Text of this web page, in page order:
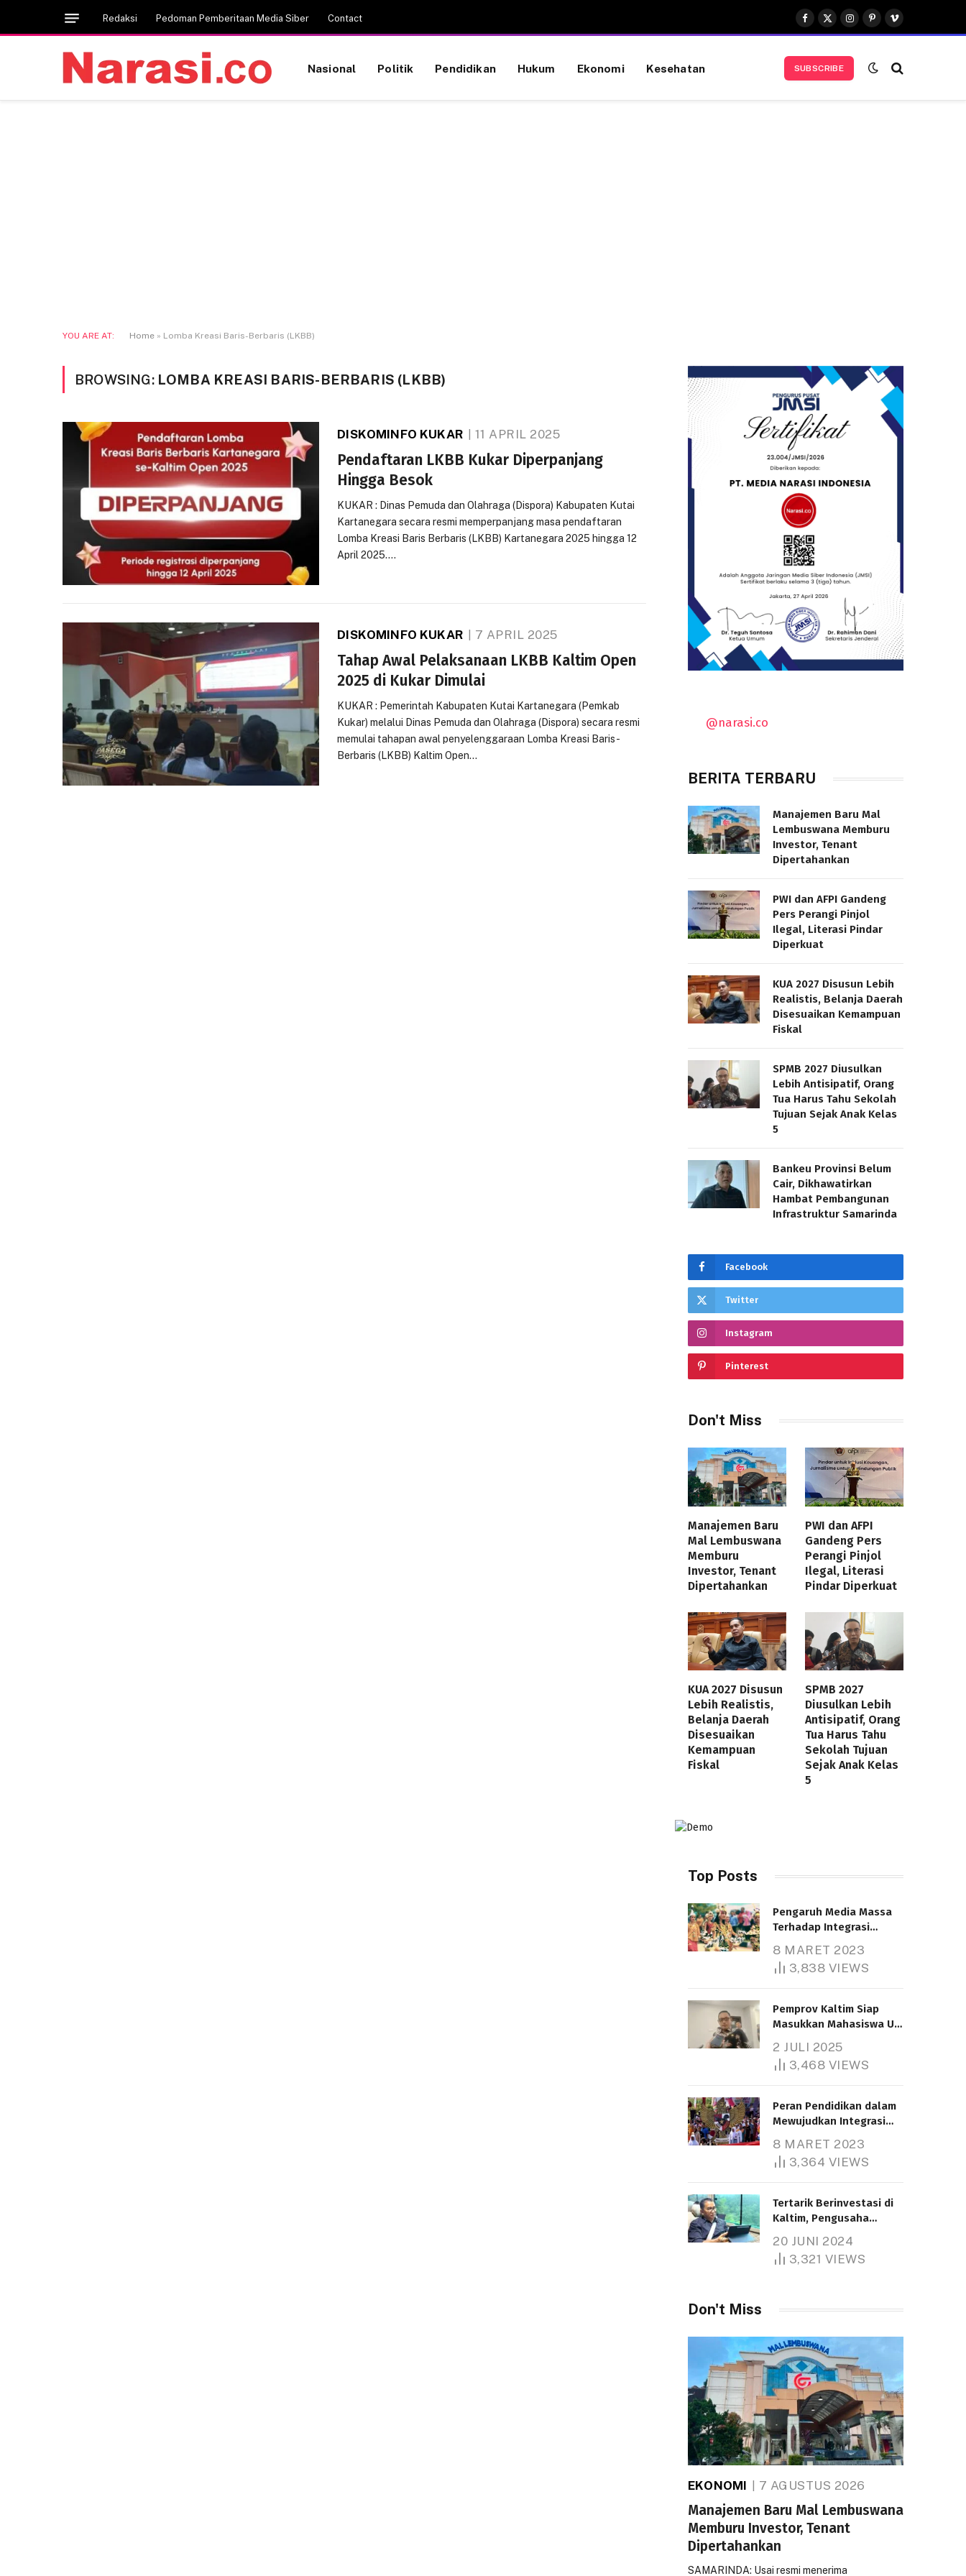
Redaksi Pedoman Pemberitaan Media Siber Contact
Facebook
X
(Twitter)
Instagram
Pinterest
Vimeo
Nasional Politik Pendidikan Hukum Ekonomi Kesehatan SUBSCRIBE
YOU ARE AT: Home » Lomba Kreasi Baris-Berbaris (LKBB)
BROWSING: LOMBA KREASI BARIS-BERBARIS (LKBB)
DISKOMINFO KUKAR 11 APRIL 2025
Pendaftaran LKBB Kukar Diperpanjang
Hingga Besok
KUKAR : Dinas Pemuda dan Olahraga (Dispora) Kabupaten Kutai
Kartanegara secara resmi memperpanjang masa pendaftaran
Lomba Kreasi Baris Berbaris (LKBB) Kartanegara 2025 hingga 12
April 2025.…
DISKOMINFO KUKAR 7 APRIL 2025
Tahap Awal Pelaksanaan LKBB Kaltim Open
2025 di Kukar Dimulai
KUKAR : Pemerintah Kabupaten Kutai Kartanegara (Pemkab
Kukar) melalui Dinas Pemuda dan Olahraga (Dispora) secara resmi
memulai tahapan awal penyelenggaraan Lomba Kreasi Baris-
Berbaris (LKBB) Kaltim Open…
@narasi.co
BERITA TERBARU
Manajemen Baru Mal
Lembuswana Memburu
Investor, Tenant
Dipertahankan
PWI dan AFPI Gandeng
Pers Perangi Pinjol
Ilegal, Literasi Pindar
Diperkuat
KUA 2027 Disusun Lebih
Realistis, Belanja Daerah
Disesuaikan Kemampuan
Fiskal
SPMB 2027 Diusulkan
Lebih Antisipatif, Orang
Tua Harus Tahu Sekolah
Tujuan Sejak Anak Kelas
5
Bankeu Provinsi Belum
Cair, Dikhawatirkan
Hambat Pembangunan
Infrastruktur Samarinda
Facebook
Twitter
Instagram
Pinterest
Don't Miss
Manajemen Baru
Mal Lembuswana
Memburu
Investor, Tenant
Dipertahankan
PWI dan AFPI
Gandeng Pers
Perangi Pinjol
Ilegal, Literasi
Pindar Diperkuat
KUA 2027 Disusun
Lebih Realistis,
Belanja Daerah
Disesuaikan
Kemampuan
Fiskal
SPMB 2027
Diusulkan Lebih
Antisipatif, Orang
Tua Harus Tahu
Sekolah Tujuan
Sejak Anak Kelas
5
Top Posts
Pengaruh Media Massa
Terhadap Integrasi
8 MARET 2023
3,838 VIEWS
Pemprov Kaltim Siap
Masukkan Mahasiswa UT
Bantuan Pendidikan
Gratispol
2 JULI 2025
3,468 VIEWS
Peran Pendidikan dalam
Mewujudkan Integrasi
8 MARET 2023
3,364 VIEWS
Tertarik Berinvestasi di
Kaltim, Pengusaha
1.000 Hektare
20 JUNI 2024
3,321 VIEWS
Don't Miss
EKONOMI 7 AGUSTUS 2026
Manajemen Baru Mal Lembuswana
Memburu Investor, Tenant
Dipertahankan
SAMARINDA: Usai resmi menerima